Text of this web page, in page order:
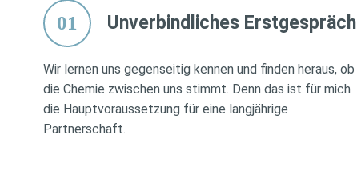
01 Unverbindliches Erstgespräch
Wir lernen uns gegenseitig kennen und finden heraus, ob
die Chemie zwischen uns stimmt. Denn das ist für mich
die Hauptvoraussetzung für eine langjährige
Partnerschaft.